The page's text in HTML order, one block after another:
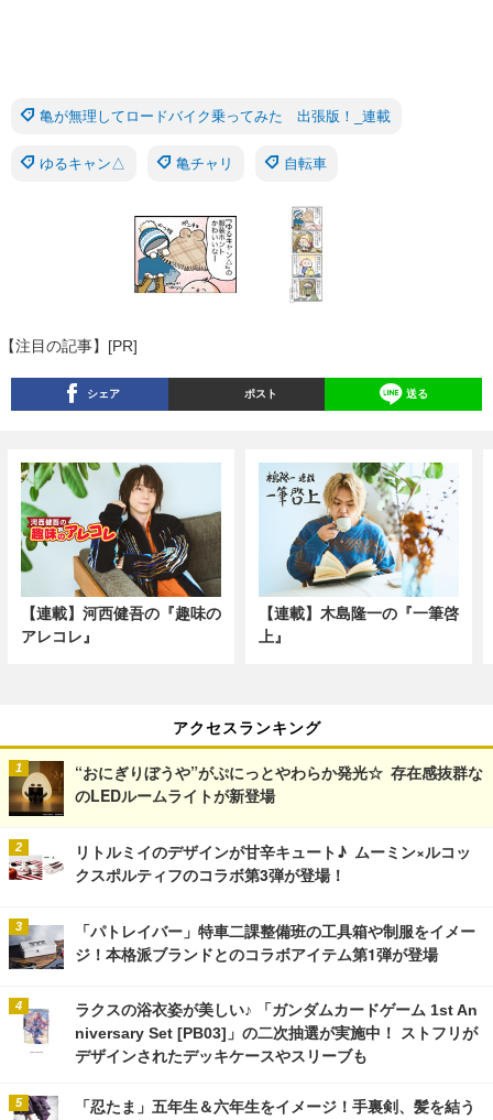
亀が無理してロードバイク乗ってみた 出張版！_連載
ゆるキャン△ 亀チャリ 自転車
【注目の記事】[PR]
シェア ポスト 送る
【連載】河西健吾の『趣味の
アレコレ』
【連載】木島隆一の『一筆啓
上』
アクセスランキング
“おにぎりぼうや”がぷにっとやわらか発光☆ 存在感抜群な
のLEDルームライトが新登場
リトルミイのデザインが甘辛キュート♪ ムーミン×ルコッ
クスポルティフのコラボ第3弾が登場！
「パトレイバー」特車二課整備班の工具箱や制服をイメー
ジ！本格派ブランドとのコラボアイテム第1弾が登場
ラクスの浴衣姿が美しい♪ 「ガンダムカードゲーム 1st An
niversary Set [PB03]」の二次抽選が実施中！ ストフリが
デザインされたデッキケースやスリーブも
「忍たま」五年生＆六年生をイメージ！手裏剣、髪を結う